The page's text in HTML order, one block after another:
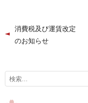
消費税及び運賃改定
のお知らせ